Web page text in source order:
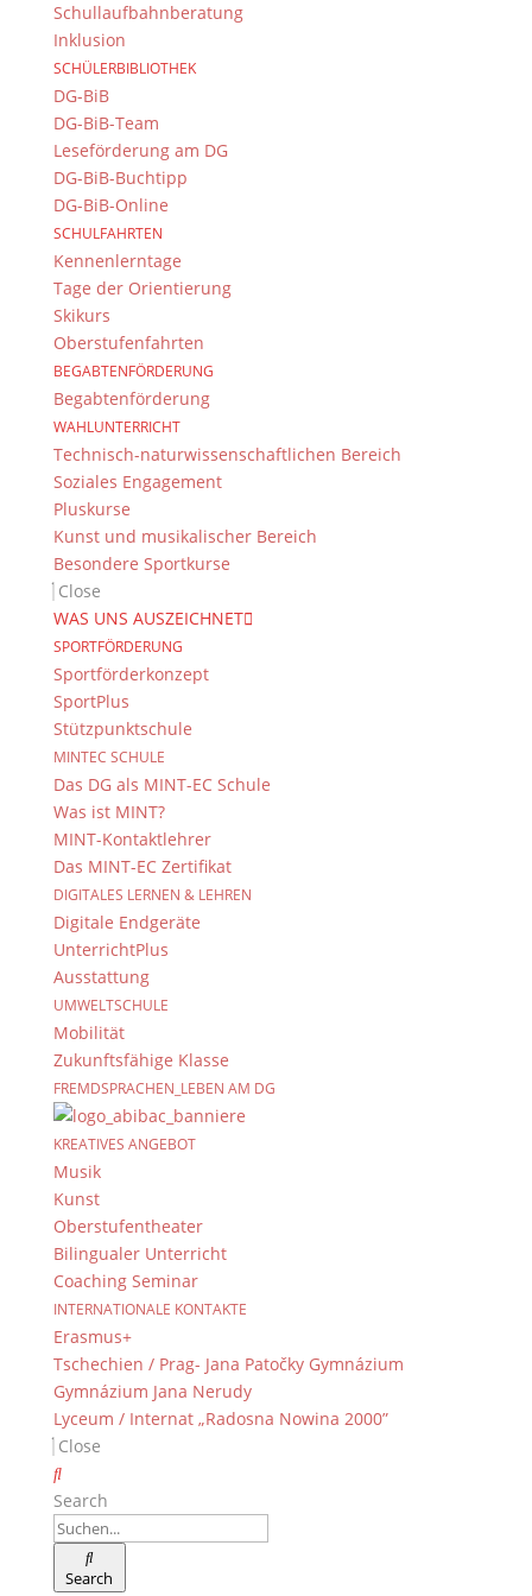
Schullaufbahnberatung
Inklusion
SCHÜLERBIBLIOTHEK
DG-BiB
DG-BiB-Team
Leseförderung am DG
DG-BiB-Buchtipp
DG-BiB-Online
SCHULFAHRTEN
Kennenlerntage
Tage der Orientierung
Skikurs
Oberstufenfahrten
BEGABTENFÖRDERUNG
Begabtenförderung
WAHLUNTERRICHT
Technisch-naturwissenschaftlichen Bereich
Soziales Engagement
Pluskurse
Kunst und musikalischer Bereich
Besondere Sportkurse
Close
WAS UNS AUSZEICHNET
SPORTFÖRDERUNG
Sportförderkonzept
SportPlus
Stützpunktschule
MINTEC SCHULE
Das DG als MINT-EC Schule
Was ist MINT?
MINT-Kontaktlehrer
Das MINT-EC Zertifikat
DIGITALES LERNEN & LEHREN
Digitale Endgeräte
UnterrichtPlus
Ausstattung
UMWELTSCHULE
Mobilität
Zukunftsfähige Klasse
FREMDSPRACHEN_LEBEN AM DG
KREATIVES ANGEBOT
Musik
Kunst
Oberstufentheater
Bilingualer Unterricht
Coaching Seminar
INTERNATIONALE KONTAKTE
Erasmus+
Tschechien / Prag- Jana Patočky Gymnázium
Gymnázium Jana Nerudy
Lyceum / Internat „Radosna Nowina 2000”
Close
Search
Search
Bleiben Sie immer auf dem neusten Stand und
folgen Sie uns auf Twitter
Folgen Sie dem
Kontakt Webteam
Kontaktieren Sie das Webteam
© 2015-2017 Dientzenhofer-Gymnasium Bamberg -
Von Hand erstellt. Mit viel
, und